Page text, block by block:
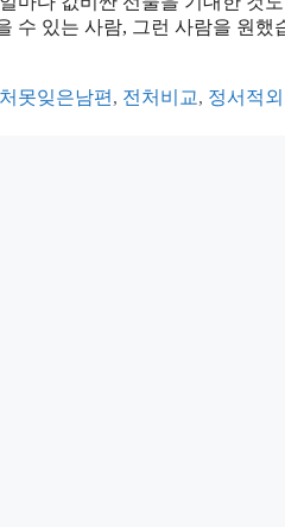
수 있는 사람, 그런 사람을 원했
못잊은남편, 전처비교, 정서적